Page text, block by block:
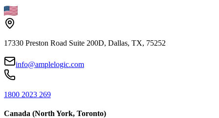
17330 Preston Road Suite 200D, Dallas, TX, 75252
info@amplelogic.com
1800 2023 269
Canada (North York, Toronto)